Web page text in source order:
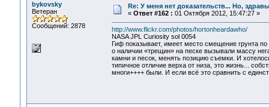
bykovsky
Ветеран
Сообщений: 2878
Re: У меня нет доказательств... Но,
« Ответ #162 : 01 Октября 2012, 15:47:27 »
http://www.flickr.com/photos/hortonheardawho/
NASA JPL Curiosity sol 0054
Гиф показывает, имеет место смещение грунта
о наличии «трещин» на песке вызывали массу
камни и песок, менять позицию съемки. И
типичное отличие верха от низа, это жизнь...
многи++++ были. И если всё это сравнить с